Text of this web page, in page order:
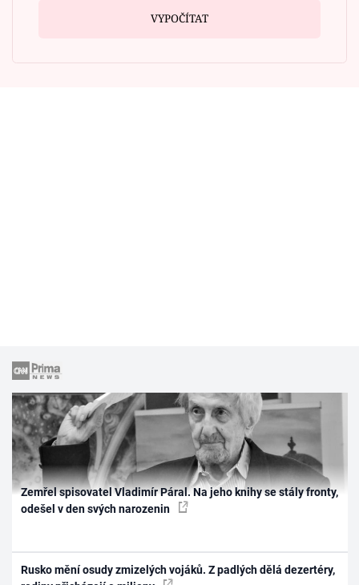
VYPOČÍTAT
Zemřel spisovatel Vladimír Páral. Na jeho knihy se stály fronty,
odešel v den svých narozenin
Rusko mění osudy zmizelých vojáků. Z padlých dělá dezertéry,